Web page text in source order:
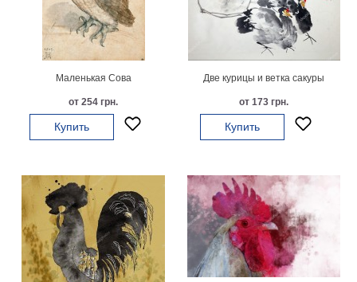
Мотивирующие
Посмотреть
Услуги
Багетная
мастерская
Рамы
Маленькая Сова
от 254 грн.
Купить
Две курицы и ветка сакуры
от 173 грн.
Купить